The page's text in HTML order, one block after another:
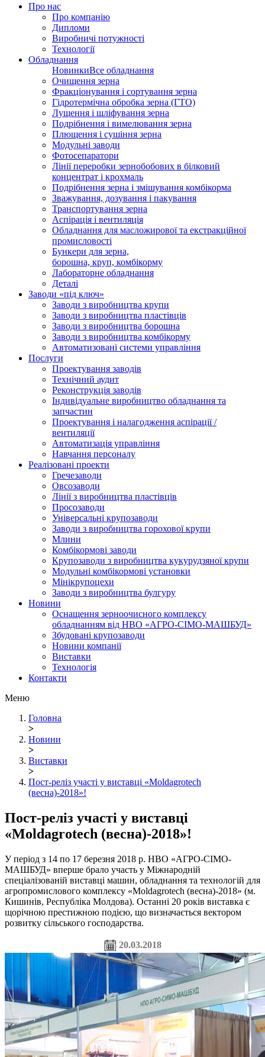
Про нас
Про компанію
Дипломи
Виробничі потужності
Технології
Обладнання
НовинкиВсе обладнання
Очищення зерна
Фракціонування і сортування зерна
Гідротермічна обробка зерна (ГТО)
Лущення і шліфування зерна
Подрібнення і вимелювання зерна
Плющення і сушіння зерна
Модульні заводи
Фотосепаратори
Лінії переробки зернобобових в білковий
концентрат і крохмаль
Подрібнення зерна і змішування комбікорма
Зважування, дозування і пакування
Транспортування зерна
Аспірація і вентиляція
Обладнання для масложирової та екстракційної
промисловості
Бункери для зерна,
борошна, круп, комбікорму
Лабораторне обладнання
Деталі
Заводи «під ключ»
Заводи з виробництва крупи
Заводи з виробництва пластівців
Заводи з виробництва борошна
Заводи з виробництва комбікорму
Автоматизовані системи управління
Послуги
Проектування заводів
Технічний аудит
Реконструкція заводів
Індивідуальне виробництво обладнання та
запчастин
Проектування і налагодження аспірації /
вентиляції
Автоматизація управління
Навчання персоналу
Реалізовані проекти
Гречезаводи
Овсозаводи
Лінії з виробництва пластівців
Просозаводи
Універсальні крупозаводи
Заводи з виробництва горохової крупи
Млини
Комбікормові заводи
Крупозаводи з виробництва кукурудзяної крупи
Модульні комбікормові установки
Мінікрупоцехи
Заводи з виробництва булгуру
Новини
Оснащення зерноочисного комплексу
обладнанням від НВО «АГРО-СІМО-МАШБУД»
Збудовані крупозаводи
Новини компанії
Виставки
Технологія
Контакти
Меню
Головна
>
Новини
>
Виставки
>
Пост-реліз участі у виставці «Moldagrotech
(весна)-2018»!
Пост-реліз участі у виставці
«Moldagrotech (весна)-2018»!
У період з 14 по 17 березня 2018 р. НВО «АГРО-СІМО-
МАШБУД» вперше брало участь у Міжнародній
спеціалізованій виставці машин, обладнання та технологій для
агропромислового комплексу «Moldagrotech (весна)-2018» (м.
Кишинів, Республіка Молдова). Останні 20 років виставка є
щорічною престижною подією, що визначається вектором
розвитку сільського господарства.
20.03.2018